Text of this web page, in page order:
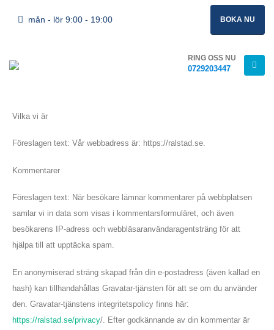
mån - lör 9:00 - 19:00 BOKA NU
RING OSS NU
0729203447
Vilka vi är
Föreslagen text: Vår webbadress är: https://ralstad.se.
Kommentarer
Föreslagen text: När besökare lämnar kommentarer på webbplatsen
samlar vi in ​​data som visas i kommentarsformuläret, och även
besökarens IP-adress och webbläsaranvändaragentsträng för att
hjälpa till att upptäcka spam.
En anonymiserad sträng skapad från din e-postadress (även kallad en
hash) kan tillhandahållas Gravatar-tjänsten för att se om du använder
den. Gravatar-tjänstens integritetspolicy finns här:
https://ralstad.se/privacy/. Efter godkännande av din kommentar är